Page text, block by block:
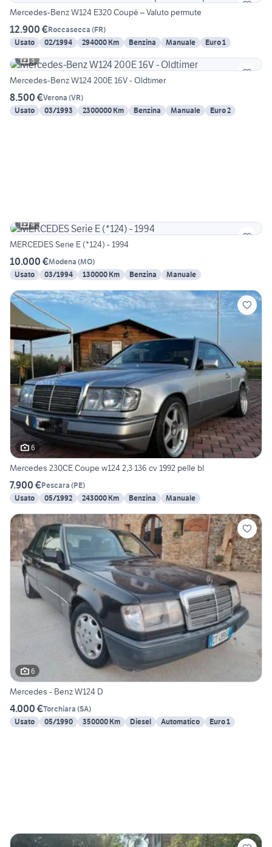
Mercedes-Benz W124 E320 Coupé – Valuto permute
12.900 €Roccasecca (FR)
Usato
02/1994 294000 Km Benzina Manuale
Euro 1
3
Mercedes-Benz W124 200E 16V - Oldtimer
8.500 €Verona (VR)
Usato
03/1993 2300000 Km Benzina Manuale Euro 2
4
MERCEDES Serie E (*124) - 1994
10.000 €Modena (MO)
Usato
03/1994 130000 Km Benzina Manuale
6
Mercedes 230CE Coupe w124 2,3 136 cv 1992 pelle bl
7.900 €Pescara (PE)
Usato
05/1992 243000 Km Benzina Manuale
6
Mercedes - Benz W124 D
4.000 €Torchiara (SA)
Usato
05/1990 350000 Km Diesel Automatico Euro 1